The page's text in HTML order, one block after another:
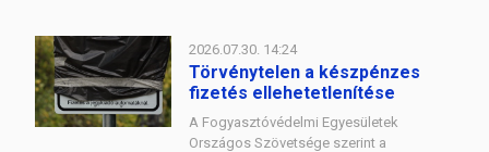
2026.07.30. 14:24
Törvénytelen a készpénzes
fizetés ellehetetlenítése
A Fogyasztóvédelmi Egyesületek
Országos Szövetsége szerint a